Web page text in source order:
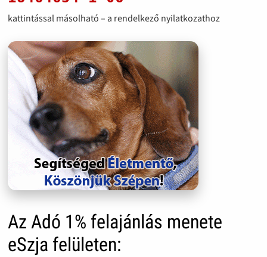
kattintással másolható – a rendelkező nyilatkozathoz
Az Adó 1% felajánlás menete
eSzja felületen: